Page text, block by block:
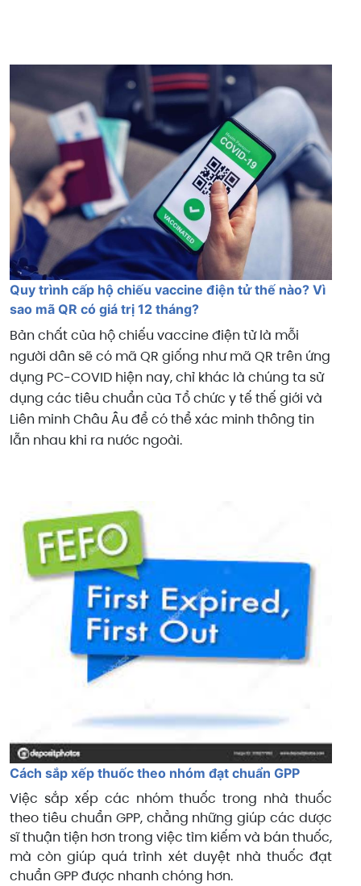
Quy trình cấp hộ chiếu vaccine điện tử thế nào? Vì
sao mã QR có giá trị 12 tháng?
Bản chất của hộ chiếu vaccine điện tử là mỗi
người dân sẽ có mã QR giống như mã QR trên ứng
dụng PC-COVID hiện nay, chỉ khác là chúng ta sử
dụng các tiêu chuẩn của Tổ chức y tế thế giới và
Liên minh Châu Âu để có thể xác minh thông tin
lẫn nhau khi ra nước ngoài.
Cách sắp xếp thuốc theo nhóm đạt chuẩn GPP
Việc sắp xếp các nhóm thuốc trong nhà thuốc
theo tiêu chuẩn GPP, chẳng những giúp các dược
sĩ thuận tiện hơn trong việc tìm kiếm và bán thuốc,
mà còn giúp quá trình xét duyệt nhà thuốc đạt
chuẩn GPP được nhanh chóng hơn.